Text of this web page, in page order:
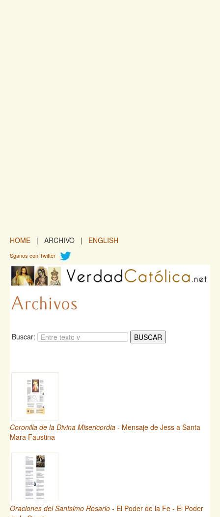
HOME | ARCHIVO | ENGLISH
Sganos con Twitter
Buscar:
Coronilla de la Divina Misericordia - Mensaje de Jess a Santa
Mara Faustina
Oraciones del Santsimo Rosario - El Poder de la Fe - El Poder